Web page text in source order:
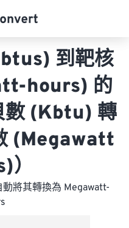
到靶核
hours) 的
數 (Kbtu) 轉
(Megawatt
將其轉換為 Megawatt-